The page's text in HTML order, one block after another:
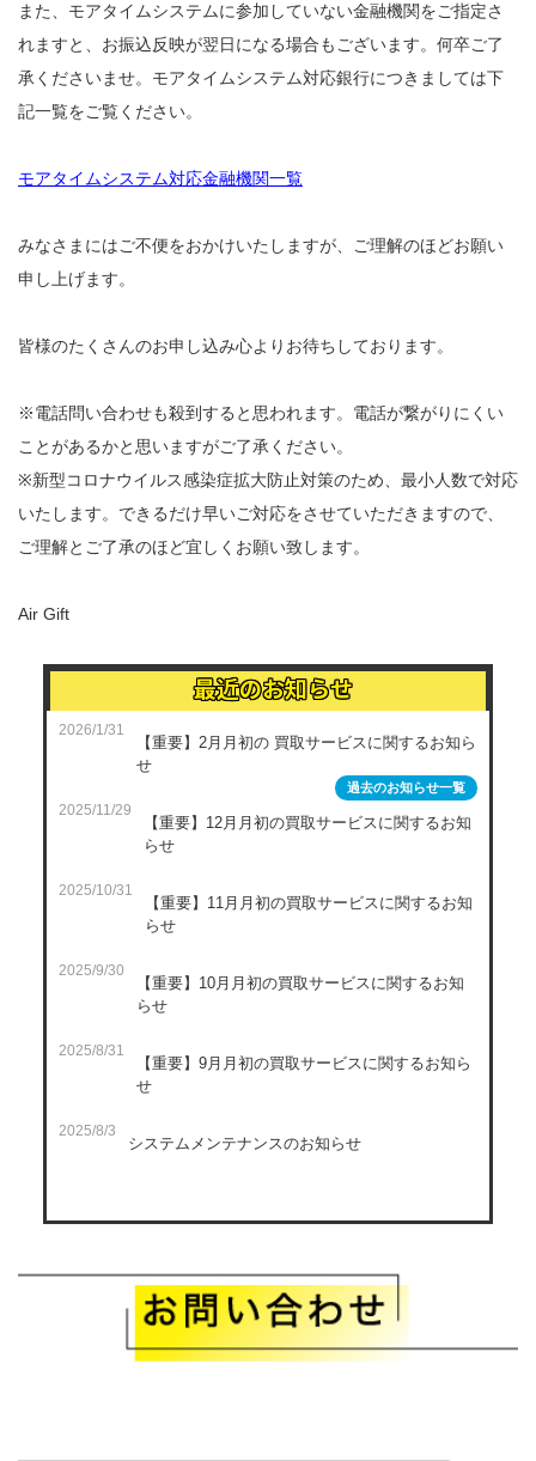
また、モアタイムシステムに参加していない金融機関をご指定さ
れますと、お振込反映が翌日になる場合もございます。何卒ご了
承くださいませ。モアタイムシステム対応銀行につきましては下
記一覧をご覧ください。
モアタイムシステム対応金融機関一覧
みなさまにはご不便をおかけいたしますが、ご理解のほどお願い
申し上げます。
皆様のたくさんのお申し込み心よりお待ちしております。
※電話問い合わせも殺到すると思われます。電話が繋がりにくい
ことがあるかと思いますがご了承ください。
※新型コロナウイルス感染症拡大防止対策のため、最小人数で対応
いたします。できるだけ早いご対応をさせていただきますので、
ご理解とご了承のほど宜しくお願い致します。
Air Gift
最近のお知らせ
2026/1/31
【重要】2月月初の 買取サービスに関するお知ら
せ
2025/11/29
【重要】12月月初の買取サービスに関するお知
らせ
2025/10/31
【重要】11月月初の買取サービスに関するお知
らせ
2025/9/30
【重要】10月月初の買取サービスに関するお知
らせ
2025/8/31
【重要】9月月初の買取サービスに関するお知ら
せ
2025/8/3
システムメンテナンスのお知らせ
過去のお知らせ一覧